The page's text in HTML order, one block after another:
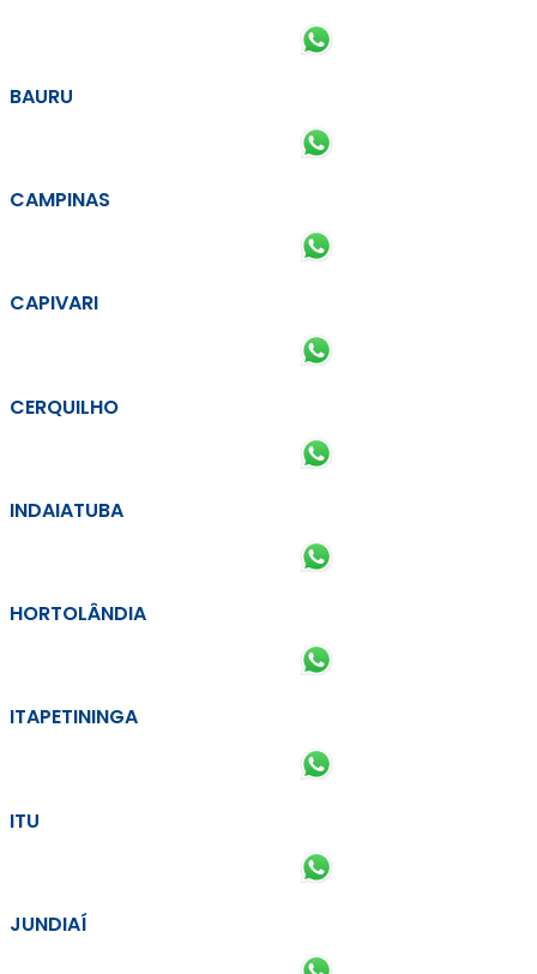
BAURU
CAMPINAS
CAPIVARI
CERQUILHO
INDAIATUBA
HORTOLÂNDIA
ITAPETININGA
ITU
JUNDIAÍ